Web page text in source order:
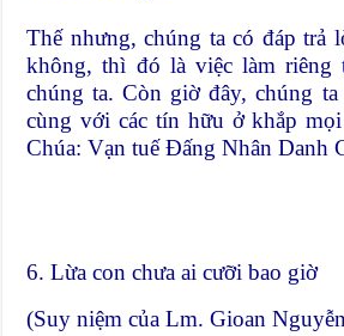
Thế nhưng, chúng ta có đáp trả
không, thì đó là việc làm riêng
chúng ta. Còn giờ đây, chúng
cùng với các tín hữu ở khắp
Chúa: Vạn tuế Đấng Nhân Danh
6. Lừa con chưa ai cưỡi bao giờ
(Suy niệm của Lm. Gioan